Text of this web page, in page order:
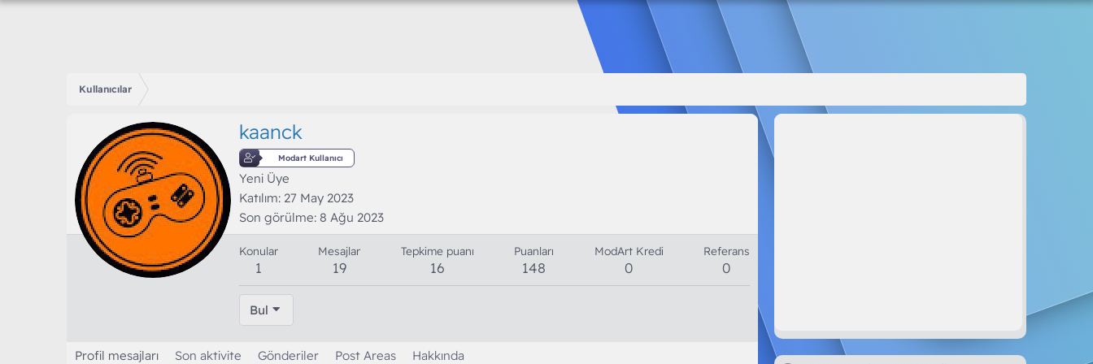
Kullanıcılar
kaanck
Modart Kullanıcı
Yeni Üye
Katılım 27 May 2023
Son görülme 8 Ağu 2023
Konular
1
Mesajlar
19
Tepkime puanı
16
Puanları
148
ModArt Kredi
0
Referans
0
Bul
Profil mesajları Son aktivite Gönderiler Post Areas Hakkında